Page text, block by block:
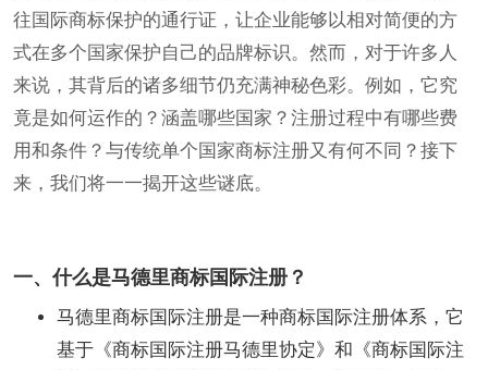
往国际商标保护的通行证，让企业能够以相对简便的方
式在多个国家保护自己的品牌标识。然而，对于许多人
来说，其背后的诸多细节仍充满神秘色彩。例如，它究
竟是如何运作的？涵盖哪些国家？注册过程中有哪些费
用和条件？与传统单个国家商标注册又有何不同？接下
来，我们将一一揭开这些谜底。
一、什么是马德里商标国际注册？
马德里商标国际注册是一种商标国际注册体系，它
基于《商标国际注册马德里协定》和《商标国际注